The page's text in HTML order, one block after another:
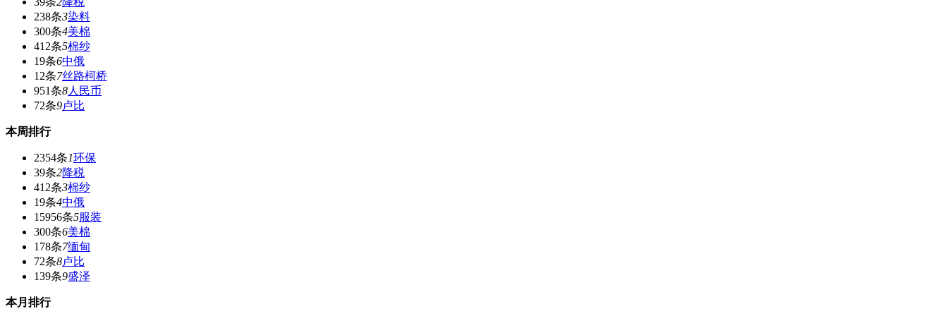
238条3染料
300条4美棉
412条5棉纱
19条6中俄
12条7丝路柯桥
951条8人民币
72条9卢比
本周排行
2354条1环保
39条2降税
412条3棉纱
19条4中俄
15956条5服装
300条6美棉
178条7缅甸
72条8卢比
139条9盛泽
本月排行